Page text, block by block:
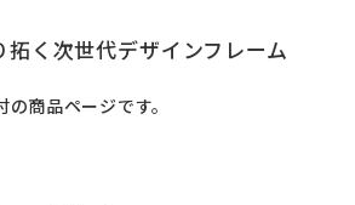
く次世代デザインフレーム
商品ページです。